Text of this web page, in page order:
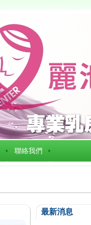
聯絡我們
最新消息